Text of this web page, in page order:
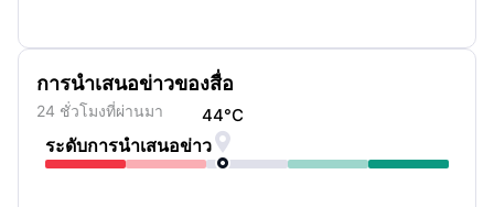
การนำเสนอข่าวของสื่อ
24 ชั่วโมงที่ผ่านมา
ระดับการนำเสนอข่าว
44°C
